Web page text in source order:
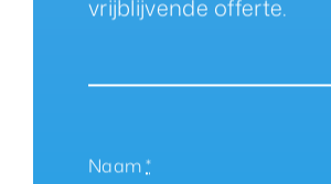
vrijblijvende offerte.
Naam*